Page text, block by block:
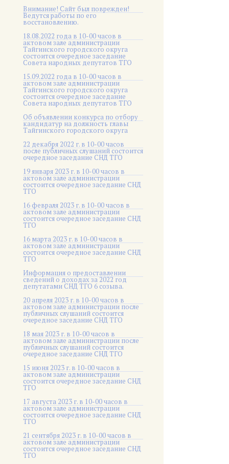
Внимание! Сайт был поврежден!
Ведутся работы по его
восстановлению.
18.08.2022 года в 10-00 часов в
актовом зале администрации
Тайгинского городского округа
состоится очередное заседание
Совета народных депутатов ТГО
15.09.2022 года в 10-00 часов в
актовом зале администрации
Тайгинского городского округа
состоится очередное заседание
Совета народных депутатов ТГО
Об объявлении конкурса по отбору
кандидатур на должность главы
Тайгинского городского округа
22 декабря 2022 г. в 10-00 часов
после публичных слушаний состоится
очередное заседание СНД ТГО
19 января 2023 г. в 10-00 часов в
актовом зале администрации
состоится очередное заседание СНД
ТГО
16 февраля 2023 г. в 10-00 часов в
актовом зале администрации
состоится очередное заседание СНД
ТГО
16 марта 2023 г. в 10-00 часов в
актовом зале администрации
состоится очередное заседание СНД
ТГО
Информация о предоставлении
сведений о доходах за 2022 год
депутатами СНД ТГО 6 созыва.
20 апреля 2023 г. в 10-00 часов в
актовом зале администрации после
публичных слушаний состоится
очередное заседание СНД ТГО
18 мая 2023 г. в 10-00 часов в
актовом зале администрации после
публичных слушаний состоится
очередное заседание СНД ТГО
15 июня 2023 г. в 10-00 часов в
актовом зале администрации
состоится очередное заседание СНД
ТГО
17 августа 2023 г. в 10-00 часов в
актовом зале администрации
состоится очередное заседание СНД
ТГО
21 сентября 2023 г. в 10-00 часов в
актовом зале администрации
состоится очередное заседание СНД
ТГО